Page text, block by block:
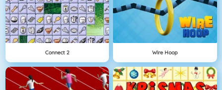
Connect 2 Wire Hoop